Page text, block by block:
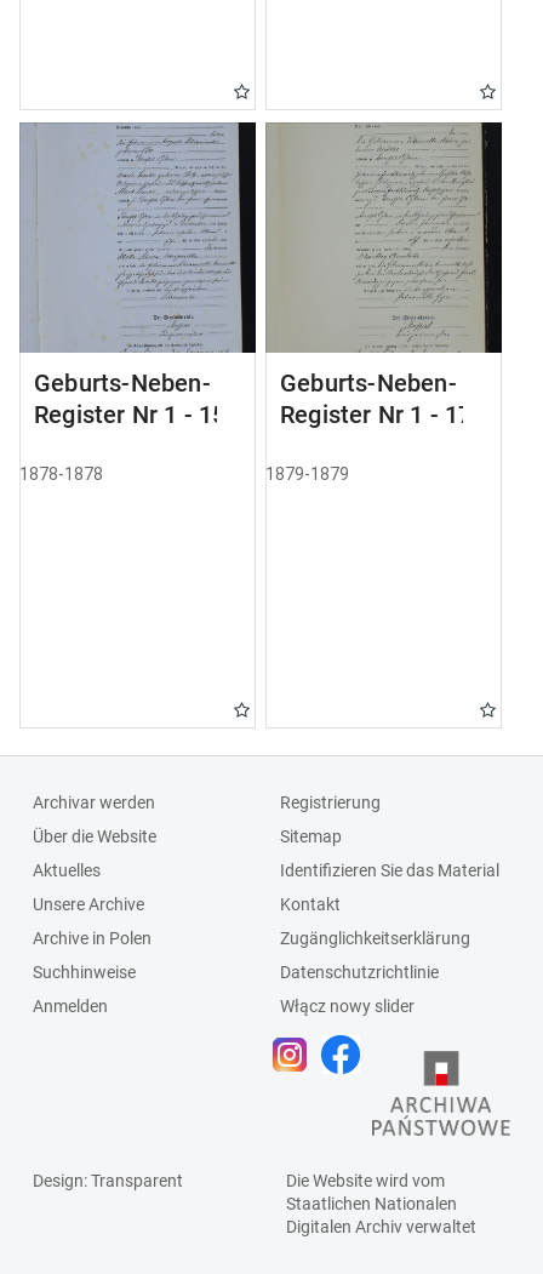
Geburts-Neben-
Register Nr 1 - 155
1878-1878
Geburts-Neben-
Register Nr 1 - 179
1879-1879
Archivar werden
Über die Website
Aktuelles
Unsere Archive
Archive in Polen
Suchhinweise
Anmelden
Registrierung
Sitemap
Identifizieren Sie das Material
Kontakt
Zugänglichkeitserklärung
Datenschutzrichtlinie
Włącz nowy slider
Design: Transparent
Die Website wird vom
Staatlichen Nationalen
Digitalen Archivverwaltet